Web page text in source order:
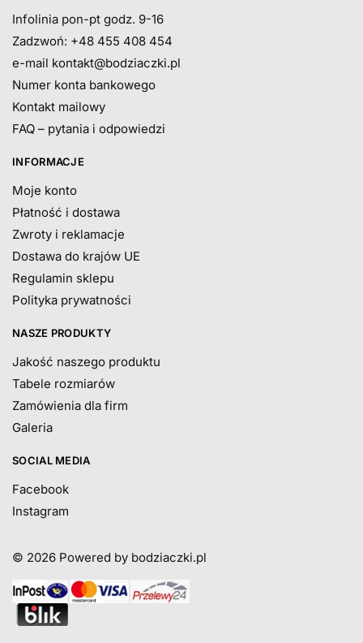
Infolinia pon-pt godz. 9-16
Zadzwoń: +48 455 408 454
e-mail kontakt@bodziaczki.pl
Numer konta bankowego
Kontakt mailowy
FAQ – pytania i odpowiedzi
INFORMACJE
Moje konto
Płatność i dostawa
Zwroty i reklamacje
Dostawa do krajów UE
Regulamin sklepu
Polityka prywatności
NASZE PRODUKTY
Jakość naszego produktu
Tabele rozmiarów
Zamówienia dla firm
Galeria
SOCIAL MEDIA
Facebook
Instagram
© 2026 Powered by bodziaczki.pl